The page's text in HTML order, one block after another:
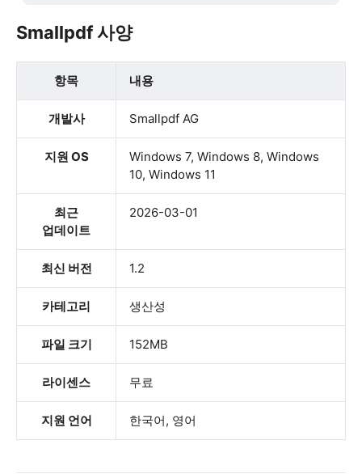
Smallpdf 사양
항목 내용
개발사 Smallpdf AG
지원 OS
Windows 7, Windows 8, Windows
10, Windows 11
최근
업데이트
2026-03-01
최신 버전 1.2
카테고리 생산성
파일 크기 152MB
라이센스 무료
지원 언어 한국어, 영어